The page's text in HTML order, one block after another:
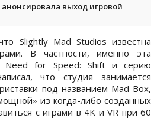
выход игровой
Slightly Mad Studios известна
В частности, именно эта
Need for Speed: Shift и серию
что студия занимается
под названием Mad Box,
из когда-либо созданных
с играми в 4K и VR при 60